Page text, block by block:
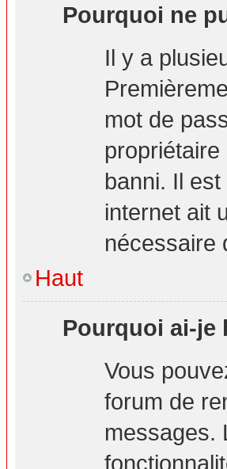
Pourquoi ne
Il y a
mot de
banni. Il
internet ait
nécessaire
Haut
Pourquoi ai-je
Vous
forum de
messages.